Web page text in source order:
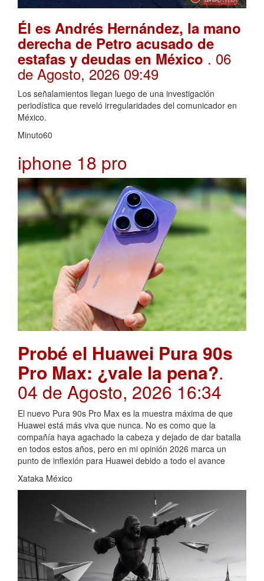
Él es Andrés Hernández, la mano
derecha de Petro acusado de
estafas y deudas en México . 06
de Agosto, 2026 09:49
Los señalamientos llegan luego de una investigación
periodística que reveló irregularidades del comunicador en
México.
Minuto60
iphone 18 pro
Probé el Huawei Pura 90s
Pro Max: ¿vale la pena?.
04 de Agosto, 2026 16:34
El nuevo Pura 90s Pro Max es la muestra máxima de que
Huawei está más viva que nunca. No es como que la
compañía haya agachado la cabeza y dejado de dar batalla
en todos estos años, pero en mi opinión 2026 marca un
punto de inflexión para Huawei debido a todo el avance
Xataka México